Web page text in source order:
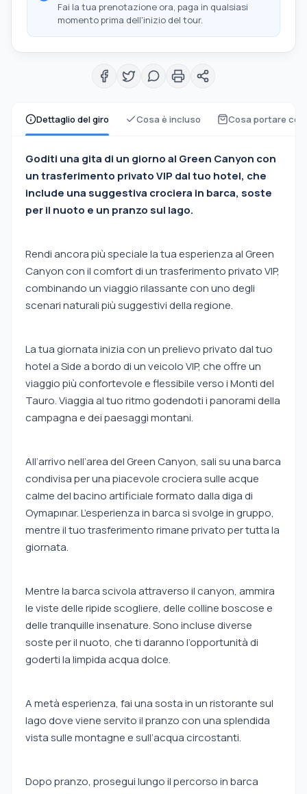
Dettaglio del giro Cosa è incluso Cosa portare con
Goditi una gita di un giorno al Green Canyon con
un trasferimento privato VIP dal tuo hotel, che
include una suggestiva crociera in barca, soste
per il nuoto e un pranzo sul lago.
Rendi ancora più speciale la tua esperienza al Green
Canyon con il comfort di un trasferimento privato VIP,
combinando un viaggio rilassante con uno degli
scenari naturali più suggestivi della regione.
La tua giornata inizia con un prelievo privato dal tuo
hotel a Side a bordo di un veicolo VIP, che offre un
viaggio più confortevole e flessibile verso i Monti del
Tauro. Viaggia al tuo ritmo godendoti i panorami della
campagna e dei paesaggi montani.
All’arrivo nell’area del Green Canyon, sali su una barca
condivisa per una piacevole crociera sulle acque
calme del bacino artificiale formato dalla diga di
Oymapınar. L’esperienza in barca si svolge in gruppo,
mentre il tuo trasferimento rimane privato per tutta la
giornata.
Mentre la barca scivola attraverso il canyon, ammira
le viste delle ripide scogliere, delle colline boscose e
delle tranquille insenature. Sono incluse diverse
soste per il nuoto, che ti daranno l’opportunità di
goderti la limpida acqua dolce.
A metà esperienza, fai una sosta in un ristorante sul
lago dove viene servito il pranzo con una splendida
vista sulle montagne e sull’acqua circostanti.
Dopo pranzo, prosegui lungo il percorso in barca
Fai la tua prenotazione ora, paga in qualsiasi
momento prima dell'inizio del tour.